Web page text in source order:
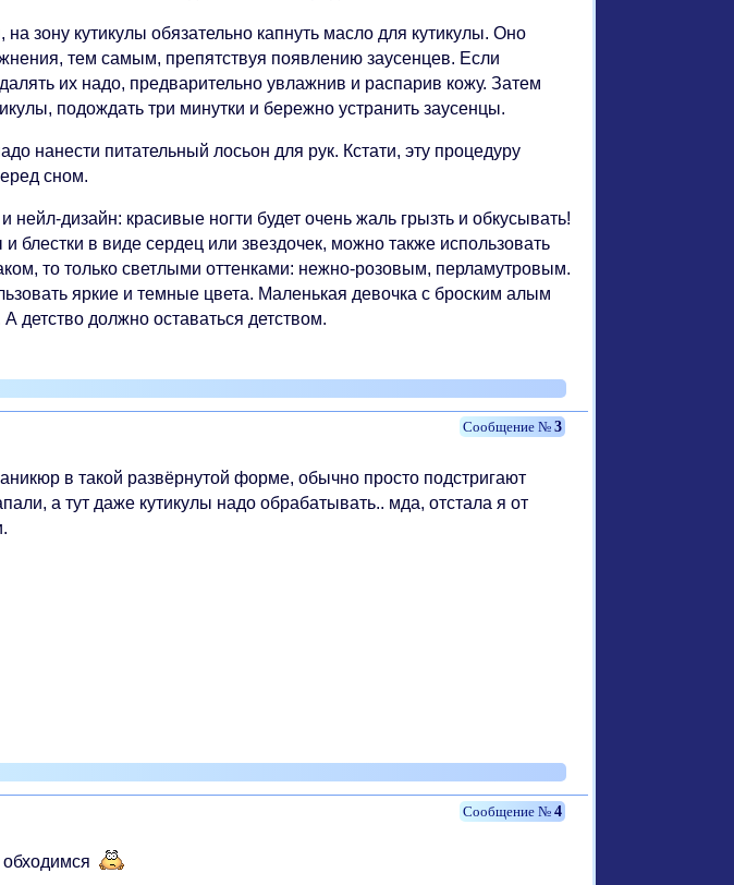
зону кутикулы обязательно капнуть масло для кутикулы. Оно
тем самым, препятствуя появлению заусенцев. Если
их надо, предварительно увлажнив и распарив кожу. Затем
подождать три минутки и бережно устранить заусенцы.
нанести питательный лосьон для рук. Кстати, эту процедуру
сном.
дизайн: красивые ногти будет очень жаль грызть и обкусывать!
блестки в виде сердец или звездочек, можно также использовать
то только светлыми оттенками: нежно-розовым, перламутровым.
яркие и темные цвета. Маленькая девочка с броским алым
детство должно оставаться детством.
3
в такой развёрнутой форме, обычно просто подстригают
а тут даже кутикулы надо обрабатывать.. мда, отстала я от
4